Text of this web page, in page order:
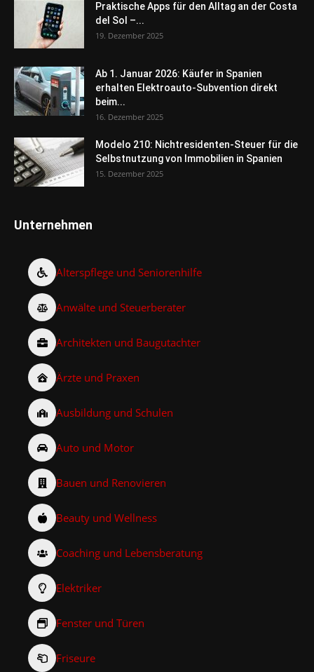
Praktische Apps für den Alltag an der Costa
del Sol –...
19. Dezember 2025
Ab 1. Januar 2026: Käufer in Spanien
erhalten Elektroauto-Subvention direkt
beim...
16. Dezember 2025
Modelo 210: Nichtresidenten-Steuer für die
Selbstnutzung von Immobilien in Spanien
15. Dezember 2025
Unternehmen
Alterspflege und Seniorenhilfe
Anwälte und Steuerberater
Architekten und Baugutachter
Ärzte und Praxen
Ausbildung und Schulen
Auto und Motor
Bauen und Renovieren
Beauty und Wellness
Coaching und Lebensberatung
Elektriker
Fenster und Türen
Friseure